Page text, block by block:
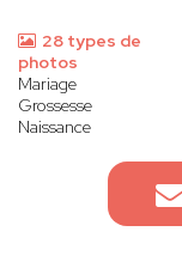
28 types de
photos
Mariage
Grossesse
Naissance